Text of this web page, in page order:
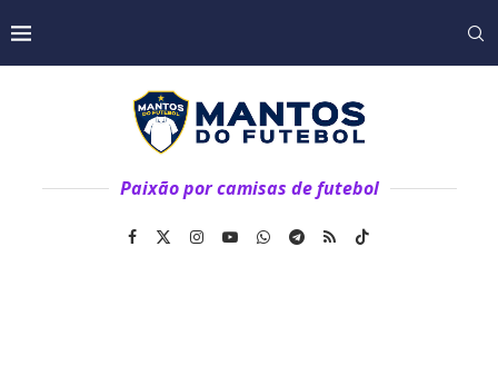
Paixão por camisas de futebol